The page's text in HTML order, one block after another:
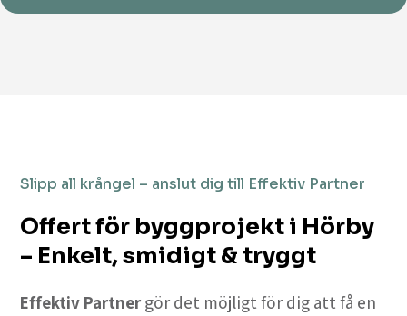
Slipp all krångel – anslut dig till Effektiv Partner
Offert för byggprojekt i Hörby
– Enkelt, smidigt & tryggt
Effektiv Partner gör det möjligt för dig att få en